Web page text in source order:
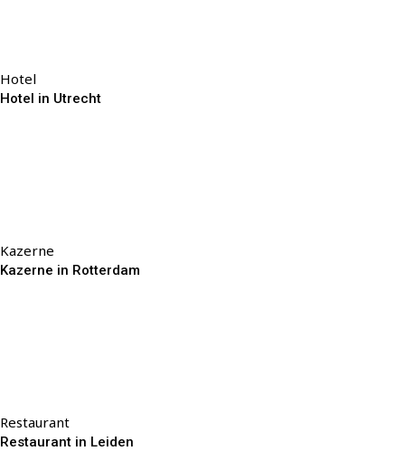
Hotel
Hotel in Utrecht
Kazerne
Kazerne in Rotterdam
Restaurant
Restaurant in Leiden